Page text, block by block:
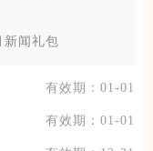
新闻礼包
有效期：01-01
有效期：01-01